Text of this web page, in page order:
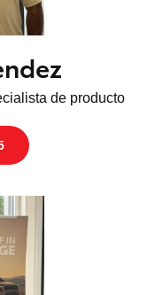
de producto